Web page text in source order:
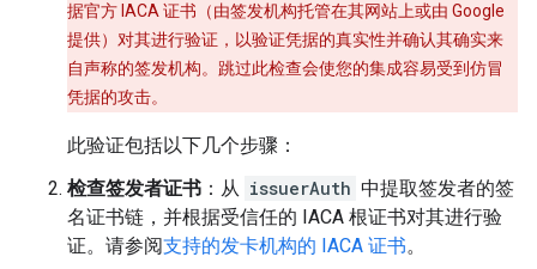
据官方 IACA 证书（由签发机构托管在其网站上或由 Google
提供）对其进行验证，以验证凭据的真实性并确认其确实来
自声称的签发机构。跳过此检查会使您的集成容易受到仿冒
凭据的攻击。
此验证包括以下几个步骤：
检查签发者证书 ：从 issuerAuth 中提取签发者的签
名证书链，并根据受信任的 IACA 根证书对其进行验
证。请参阅支持的发卡机构的 IACA 证书。